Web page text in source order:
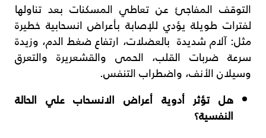
التوقف المفاجئ عن تعاطي المسكنات بعد تناولها
لفترات طويلة يؤدي للإصابة بأعراض انسحابية خطيرة
مثل: آلام شديدة بالعضلات، ارتفاع ضغط الدم، وزيدة
سرعة ضربات القلب، الحمى والقشعريرة والتعرق
وسيلان الأنف، واضطراب التنفس.
هل تؤثر أدوية أعراض الانسحاب علي الحالة
النفسية؟